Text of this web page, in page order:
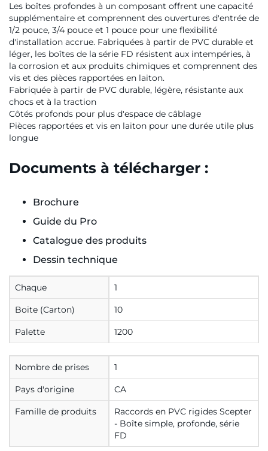
Les boîtes profondes à un composant offrent une capacité
supplémentaire et comprennent des ouvertures d'entrée de
1/2 pouce, 3/4 pouce et 1 pouce pour une flexibilité
d'installation accrue. Fabriquées à partir de PVC durable et
léger, les boîtes de la série FD résistent aux intempéries, à
la corrosion et aux produits chimiques et comprennent des
vis et des pièces rapportées en laiton.
Fabriquée à partir de PVC durable, légère, résistante aux
chocs et à la traction
Côtés profonds pour plus d'espace de câblage
Pièces rapportées et vis en laiton pour une durée utile plus
longue
Documents à télécharger :
Brochure
Guide du Pro
Catalogue des produits
Dessin technique
Chaque 1
Boite (Carton) 10
Palette 1200
Nombre de prises 1
Pays d'origine CA
Famille de produits
Raccords en PVC rigides Scepter
- Boîte simple, profonde, série
FD